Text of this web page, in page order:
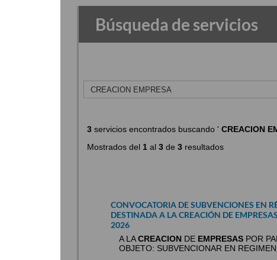
Búsqueda de servicios
3 servicios encontrados buscando ' CREACION
Mostrados del 1 al 3 de 3 resultados
CONVOCATORIA DE SUBVENCIONES EN
DESTINADA A LA CREACIÓN DE
2026
A LACREACION DE EMPRESAS POR
OBJETO: SUBVENCIONAR EN